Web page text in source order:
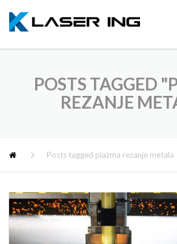
POSTS TAGGED
REZANJE
Posts tagged plazma rezanje metala